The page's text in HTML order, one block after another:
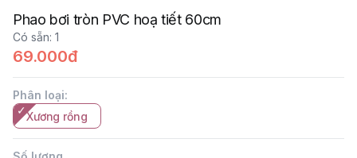
Phao bơi tròn PVC hoạ tiết 60cm
Có sẵn: 1
69.000đ
Phân loại:
Xương rồng